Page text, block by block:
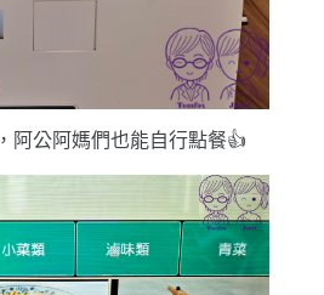
，阿公阿媽們也能自行點餐👍